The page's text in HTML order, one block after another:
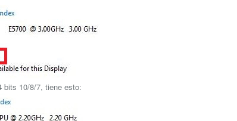
bits 10/8/7, tiene esto: